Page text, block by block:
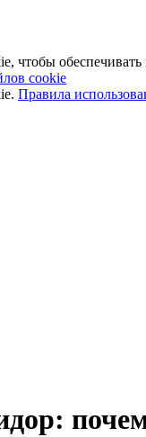
чтобы обеспечивать
cookie
Правила